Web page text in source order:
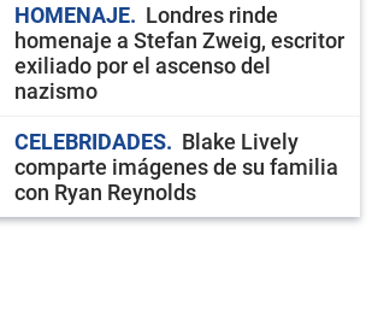
HOMENAJE
Londres rinde
homenaje a Stefan Zweig, escritor
exiliado por el ascenso del
nazismo
CELEBRIDADES
Blake Lively
comparte imágenes de su familia
con Ryan Reynolds